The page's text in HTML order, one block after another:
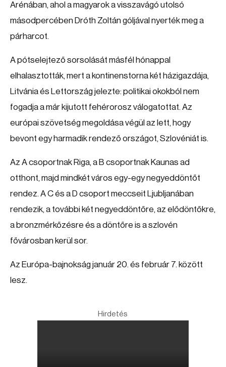
Arénában, ahol a magyarok a visszavágó utolsó
másodpercében Dróth Zoltán góljával nyerték meg a
párharcot.
A pótselejtező sorsolását másfél hónappal
elhalasztották, mert a kontinenstorna két házigazdája,
Litvánia és Lettország jelezte: politikai okokból nem
fogadja a már kijutott fehérorosz válogatottat. Az
európai szövetség megoldása végül az lett, hogy
bevont egy harmadik rendező országot, Szlovéniát is.
Az A csoportnak Riga, a B csoportnak Kaunas ad
otthont, majd mindkét város egy-egy negyeddöntőt
rendez. A C és a D csoport meccseit Ljubljanában
rendezik, a további két negyeddöntőre, az elődöntőkre,
a bronzmérkőzésre és a döntőre is a szlovén
fővárosban kerül sor.
Az Európa-bajnokság január 20. és február 7. között
lesz.
Hirdetés